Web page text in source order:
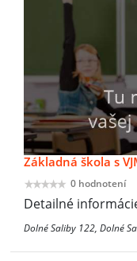
Základná škola s
0 hodnotení
Detailné
Dolné Saliby 122, Dolné